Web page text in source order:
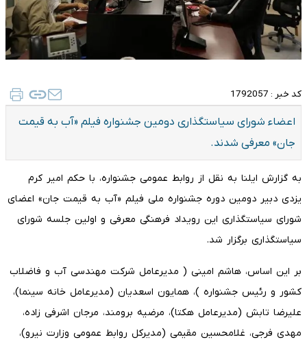
کد خبر : 1792057
اعضاء شورای سیاستگذاری دومین جشنواره فیلم «آب به قیمت
جان» معرفی شدند.
به گزارش ایلنا به نقل از روابط عمومی جشنواره، با حکم امیر کرم
یزدی دبیر دومین دوره جشنواره ملی فیلم «آب به قیمت جان» اعضای
شورای سیاستگذاری این رویداد فرهنگی معرفی و اولین جلسه شورای
سیاستگذاری برگزار شد.
بر این اساس، هاشم امینی ( مدیرعامل شرکت مهندسی آب و فاضلاب
کشور و رئیس جشنواره )، همایون اسعدیان (مدیرعامل خانه سینما)،
علیرضا تابش (مدیرعامل هکتا)، مرضیه برومند، مرجان اشرفی زاده،
مهدی فرجی، غلامحسین مقیمی (مدیرکل روابط عمومی وزارت نیرو)،